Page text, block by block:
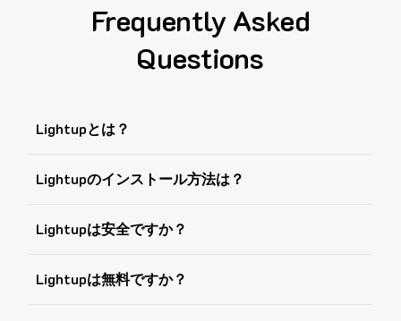
Frequently Asked
Questions
Lightupとは？
Lightupのインストール方法は？
Lightupは安全ですか？
Lightupは無料ですか？